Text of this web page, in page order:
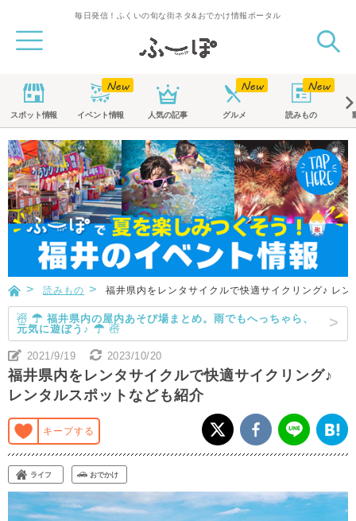
毎日発信！ふくいの旬な街ネタ&おでかけ情報ポータル
スポット情報 イベント情報 人気の記事 グルメ 読みもの
読みもの 福井県内をレンタサイクルで快適サイクリング♪ レ
☃ ☂ 福井県内の屋内あそび場まとめ。雨でもへっちゃら、
元気に遊ぼう♪ ☂ ☃
2021/9/19 2023/10/20
福井県内をレンタサイクルで快適サイクリング♪
レンタルスポットなども紹介
キープする
ライフ おでかけ